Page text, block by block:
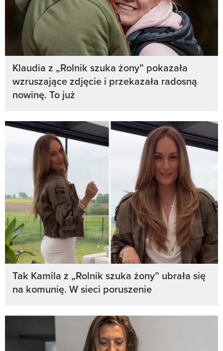
Klaudia z „Rolnik szuka żony” pokazała
wzruszające zdjęcie i przekazała radosną
nowinę. To już
Tak Kamila z „Rolnik szuka żony” ubrała się
na komunię. W sieci poruszenie